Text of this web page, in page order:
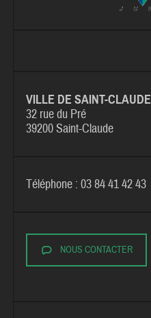
VILLE DE SAINT-CLAUDE
32 rue du Pré
39200 Saint-Claude
Téléphone : 03 84 41 42 43
NOUS CONTACTER